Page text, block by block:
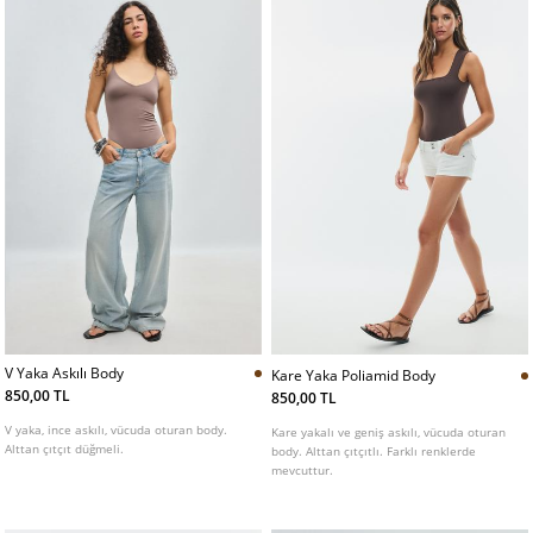
V Yaka Askılı Body
850,00 TL
V yaka, ince askılı, vücuda oturan body.
Alttan çıtçıt düğmeli.
Kare Yaka Poliamid Body
850,00 TL
Kare yakalı ve geniş askılı, vücuda oturan
body. Alttan çıtçıtlı. Farklı renklerde
mevcuttur.